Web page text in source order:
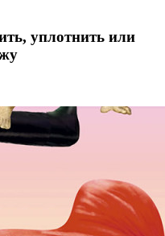
уплотнить или